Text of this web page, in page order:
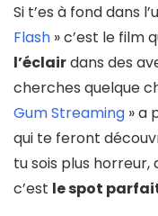
Si t’es à fond dans
Flash » c’est le film
l’éclairdans des
cherches quelque
Gum Streaming » a
qui te feront
tu sois plus
c’est le spot